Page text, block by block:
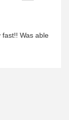
Was able